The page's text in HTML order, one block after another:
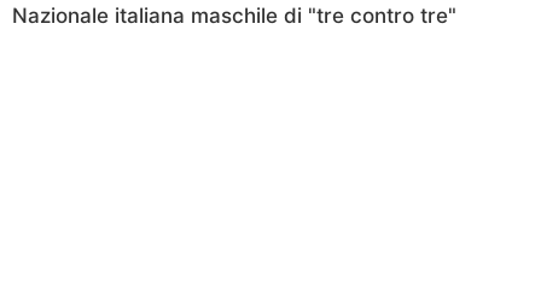
Nazionale italiana maschile di "tre contro tre"